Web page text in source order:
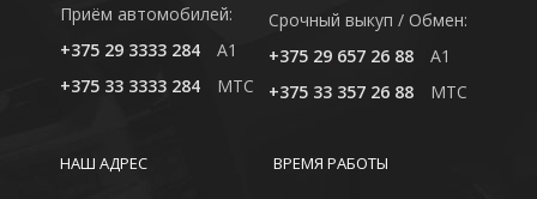
Приём автомобилей:
+375 29 3333 284
A1
+375 33 3333 284
MTC
Cрочный выкуп / Обмен:
+375 29 657 26 88
A1
+375 33 357 26 88
MTC
ВРЕМЯ РАБОТЫ
НАШ АДРЕС